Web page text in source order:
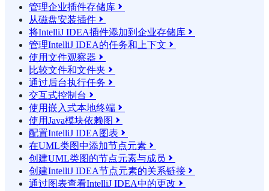
管理企业插件存储库 
从磁盘安装插件 
将IntelliJ IDEA插件添加到企业存储库 
管理IntelliJ IDEA的任务和上下文 
使用文件观察器 
比较文件和文件夹 
通过后台执行任务 
交互式控制台 
使用嵌入式本地终端 
使用Java模块依赖图 
配置IntelliJ IDEA图表 
在UML类图中添加节点元素 
创建UML类图的节点元素与成员 
创建IntelliJ IDEA节点元素的关系链接 
通过图表查看IntelliJ IDEA中的更改 